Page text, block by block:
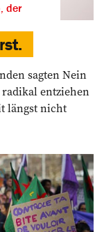
der
sagten Nein
radikal entziehen
längst nicht